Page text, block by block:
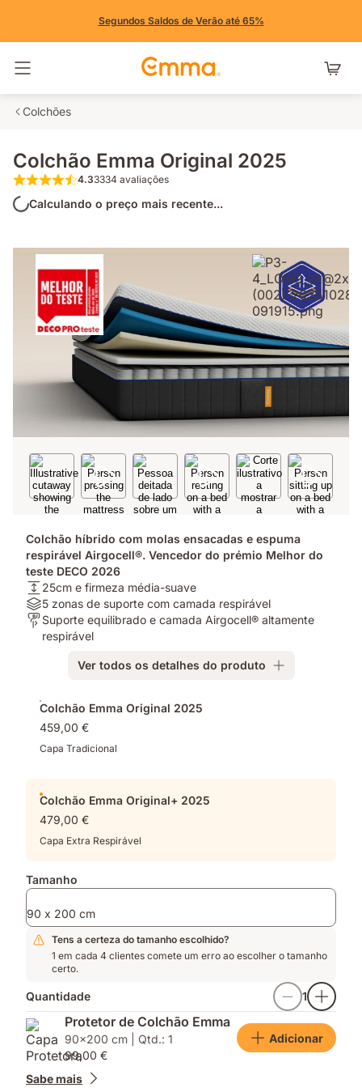
Segundos Saldos de Verão até 65%
Colchões
Colchão Emma Original 2025
4.3 de 5 estrelas 3334 avaliações
4.33334 avaliações
Calculando o preço mais recente...
Colchão híbrido com molas ensacadas e espuma
respirável Airgocell®. Vencedor do prémio Melhor do
teste DECO 2026
Altura:
25cm
e
firmeza
25cm e firmeza média-suave
Materiais:
5
zonas
camada
respirável
5 zonas de suporte com camada respirável
Para
quem?:
equilibrado
camada
Airgocell®
altamente
respirável
Suporte equilibrado e camada Airgocell® altamente
respirável
Ver todos os detalhes do produto
Colchão Emma Original 2025
459,00 €
Capa Tradicional
Colchão Emma Original+ 2025
479,00 €
Capa Extra Respirável
Tamanho
90 x 200 cm
Tens a certeza do tamanho escolhido?
1 em cada 4 clientes comete um erro ao escolher o tamanho
certo.
Quantidade 1
Protetor de Colchão Emma
90x200 cm | Qtd.: 1
99,00 €
Adicionar
Sabe mais